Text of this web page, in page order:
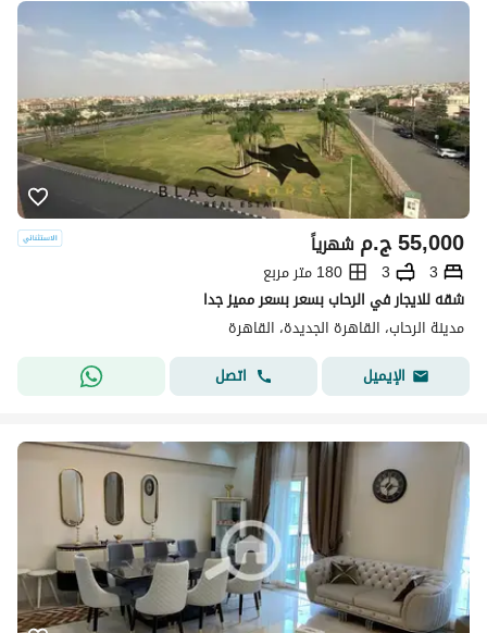
ج.م55,000 شهرياً
3
3
180 متر مربع
شقه للايجار في الرحاب بسعر بسعر مميز جدا
مدينة الرحاب، القاهرة الجديدة، القاهرة
الإيميل
اتصل